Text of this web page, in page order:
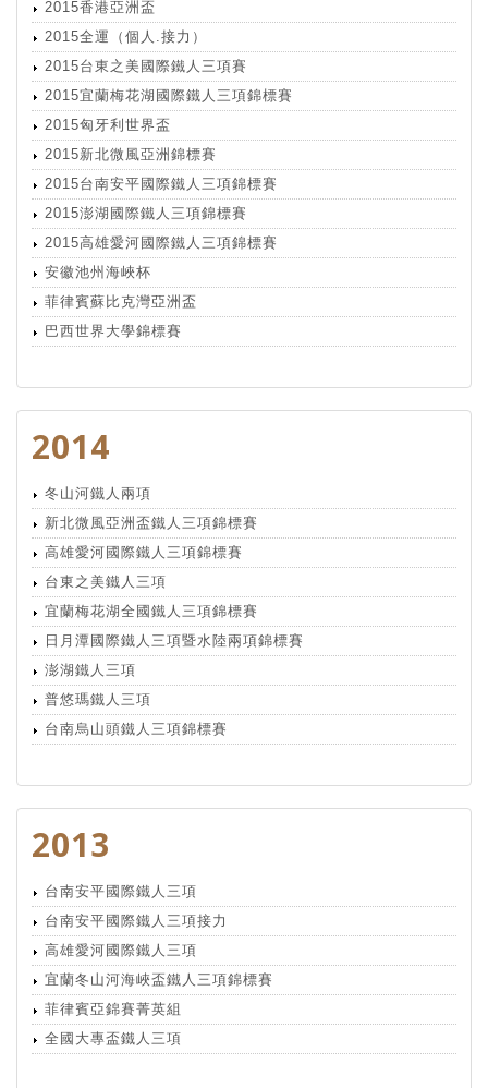
2015香港亞洲盃
2015全運（個人.接力）
2015台東之美國際鐵人三項賽
2015宜蘭梅花湖國際鐵人三項錦標賽
2015匈牙利世界盃
2015新北微風亞洲錦標賽
2015台南安平國際鐵人三項錦標賽
2015澎湖國際鐵人三項錦標賽
2015高雄愛河國際鐵人三項錦標賽
安徽池州海峽杯
菲律賓蘇比克灣亞洲盃
巴西世界大學錦標賽
2014
冬山河鐵人兩項
新北微風亞洲盃鐵人三項錦標賽
高雄愛河國際鐵人三項錦標賽
台東之美鐵人三項
宜蘭梅花湖全國鐵人三項錦標賽
日月潭國際鐵人三項暨水陸兩項錦標賽
澎湖鐵人三項
普悠瑪鐵人三項
台南烏山頭鐵人三項錦標賽
2013
台南安平國際鐵人三項
台南安平國際鐵人三項接力
高雄愛河國際鐵人三項
宜蘭冬山河海峽盃鐵人三項錦標賽
菲律賓亞錦賽菁英組
全國大專盃鐵人三項